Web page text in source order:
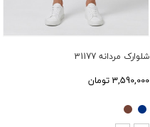
شلوارک مردانه 31177
3,590,000 تومان